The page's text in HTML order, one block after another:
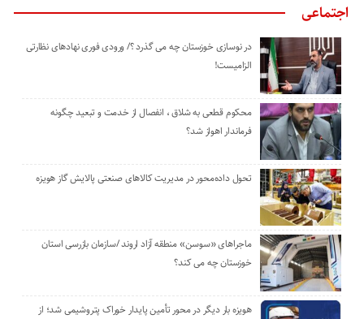
اجتماعی
در نوسازی خوزستان چه می گذرد ؟/ ورودی فوری نهادهای نظارتی
الزامیست!
محکوم قطعی به شلاق ، انفصال از خدمت و تبعید چگونه
فرماندار اهواز شد؟
تحول داده‌محور در مدیریت کالاهای صنعتی پالایش گاز هویزه
ماجراهای «سوسن» منطقه آزاد اروند /سازمان بازرسی استان
خوزستان چه می کند؟
هویزه بار دیگر در محور تأمین پایدار خوراک پتروشیمی شد؛ از